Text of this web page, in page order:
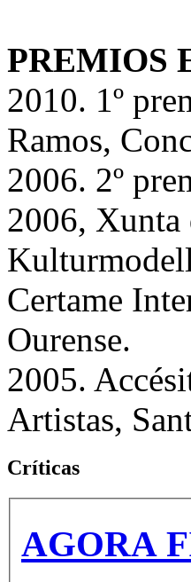
PREMIOS
2010. 1º
Ramos,
2006. 2º
2006, Xunta
Certame
Ourense.
2005.
Artistas,
Críticas
AGORA